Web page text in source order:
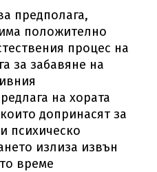
предполага,
положително
процес на
за забавяне на
на хората
допринасят за
психическо
излиза извън
време